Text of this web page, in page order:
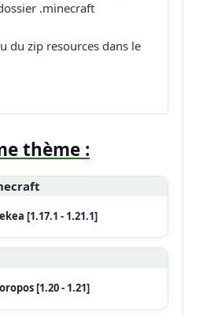
.minecraft
du zip resources dans le
thème :
[1.17.1 - 1.21.1]
[1.20 - 1.21]